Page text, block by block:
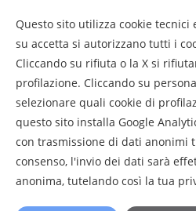
2020-2021 Copyright
Questo sito utilizza cookie tecnici
su accetta si autorizzano tutti i
Cliccando su rifiuta o la X si
profilazione. Cliccando su
selezionare quali cookie di
questo sito installa Google
con trasmissione di dati anonimi
consenso, l'invio dei dati sarà
anonima, tutelando così la tua